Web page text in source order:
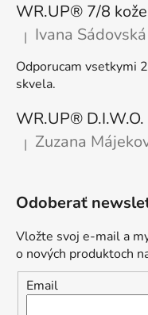
Hodnotenie produktu
| Ivana Sádovská
Odporucam vsetkymi
skvela.
Hodnotenie produktu
| Zuzana
Odoberať
Vložte svoj e-mail a
o nových produktoch
Email